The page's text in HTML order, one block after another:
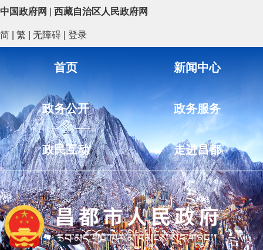
中国政府网 西藏自治区人民政府网
简 繁 无障碍 登录
首页 新闻中心
政务公开 政务服务
政民互动 走进昌都